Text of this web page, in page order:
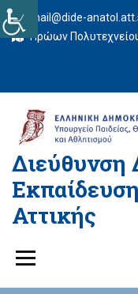
mail@dide-
Ηρώων
Διεύθυνση
Αττικής